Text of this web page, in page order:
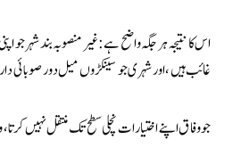
اس کا نتیجہ ہر جگہ واضح ہے: غیر منصوبہ بند شہر
غائب ہیں، اور شہری جو سینکڑوں میل دور صوبائی
جو وفاق اپنے اختیارات نچلی سطح تک منتقل نہیں